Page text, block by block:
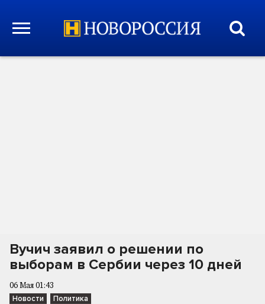
Вучич заявил о решении по
выборам в Сербии через 10 дней
06 Мая 01:43
Новости Политика